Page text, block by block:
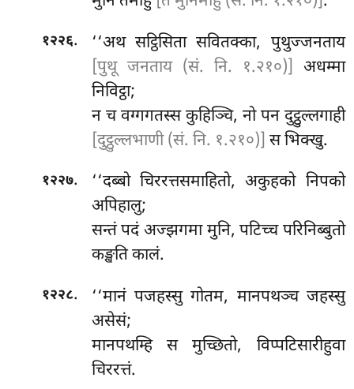
१२२६. ‘‘अथसट्ठिसिता सवितक्का, पुथुज्जनताय
[पुथू जनताय (सं. नि. १.२१०)] अधम्मा
निविट्ठा;
न च वग्गगतस्स कुहिञ्चि, नो पन दुट्ठुल्लगाही
[दुट्ठुल्लभाणी (सं. नि. १.२१०)] स भिक्खु.
१२२७. ‘‘दब्बोचिररत्तसमाहितो, अकुहको निपको
अपिहालु;
सन्तं पदं अज्झगमा मुनि, पटिच्च परिनिब्बुतो
कङ्खति कालं.
१२२८.
‘‘मानं पजहस्सु गोतम, मानपथञ्च जहस्सु
असेसं;
मानपथम्हि स मुच्छितो, विप्पटिसारीहुवा
चिररत्तं.